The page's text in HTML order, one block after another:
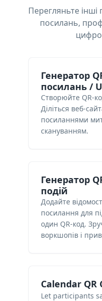
Перегляньте інші
посилань,
Генератор
посилань /
Створюйте QR-
Діліться веб-
посиланнями
скануванням.
Генератор
подій
Додайте
посилання для
один QR-код.
воркшопів і
Calendar QR
Let participants